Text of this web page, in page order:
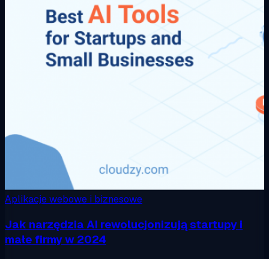
Aplikacje webowe i biznesowe
Jak narzędzia AI rewolucjonizują startupy i
małe firmy w 2024